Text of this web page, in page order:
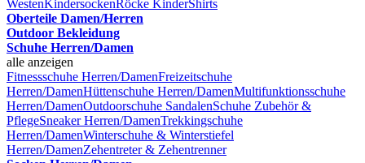
WestenKindersockenRöcke KinderShirts
Oberteile Damen/Herren
Outdoor Bekleidung
Schuhe Herren/Damen
alle anzeigen
Fitnessschuhe Herren/DamenFreizeitschuhe
Herren/DamenHüttenschuhe Herren/DamenMultifunktionsschuhe
Herren/DamenOutdoorschuhe SandalenSchuhe Zubehör &
PflegeSneaker Herren/DamenTrekkingschuhe
Herren/DamenWinterschuhe & Winterstiefel
Herren/DamenZehentreter & Zehentrenner